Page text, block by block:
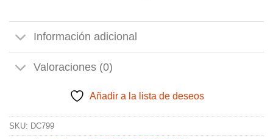
Información adicional
Valoraciones (0)
Añadir a la lista de deseos
SKU: DC799